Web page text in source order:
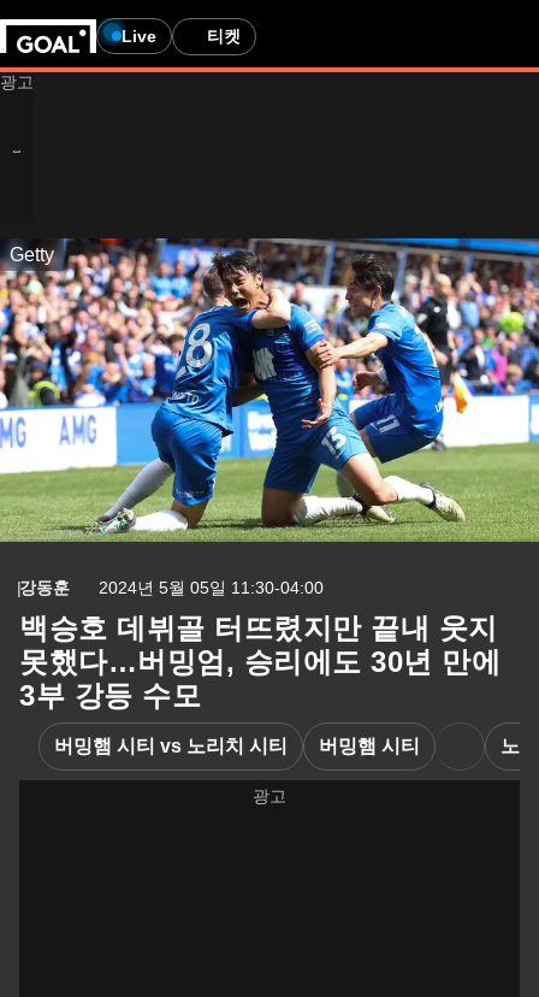
Live 티켓
Getty
강동훈 2024년 5월 05일 11:30-04:00
백승호 데뷔골 터뜨렸지만 끝내 웃지
못했다…버밍엄, 승리에도 30년 만에
3부 강등 수모
버밍햄 시티 vs 노리치 시티 버밍햄 시티 노